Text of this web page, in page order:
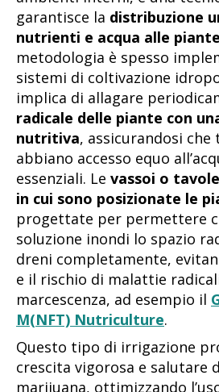
garantisce la distribuzione
nutrienti e acqua alle piante
metodologia è spesso
sistemi di coltivazione
implica di allagare
radicale delle piante con
nutritiva, assicurandosi
abbiano accesso equo
essenziali. Le vassoi o
in cui sono posizionate le
progettate per permettere
soluzione inondi lo spazio
dreni completamente,
e il rischio di malattie
marcescenza, ad esempio il
M(NFT) Nutriculture.
Questo tipo di irrigazione
crescita vigorosa e salutare
marijuana, ottimizzando